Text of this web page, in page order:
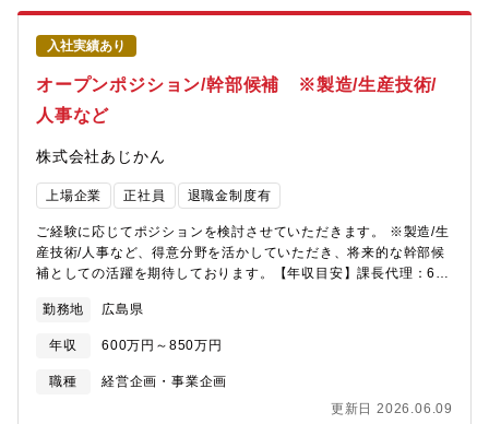
入社実績あり
オープンポジション/幹部候補 ※製造/生産技術/
人事など
株式会社あじかん
上場企業 正社員 退職金制度有
ご経験に応じてポジションを検討させていただきます。 ※製造/生
産技術/人事など、得意分野を活かしていただき、将来的な幹部候
補としての活躍を期待しております。【年収目安】課長代理：600
万
勤務地 広島県
年収 600万円～850万円
職種
経営企画・事業企画
更新日 2026.06.09